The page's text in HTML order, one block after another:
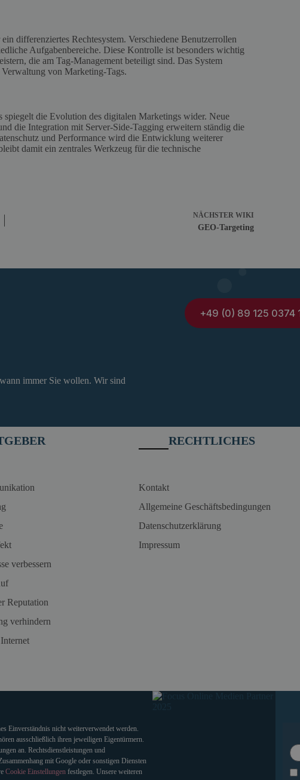
differenziertes Rechtesystem. Verschiedene Benutzerrollen
Aufgabenbereiche. Diese Kontrolle ist besonders wichtig
die am Tag-Management beteiligt sind. Das System
von Marketing-Tags.
die Evolution des digitalen Marketings wider. Neue
die Integration mit Server-Side-Tagging erweitern ständig die
und Performance wird die Entwicklung weiterer
damit ein zentrales Werkzeug für die technische
NÄCHSTER WIKI
GEO-Targeting
immer Sie wollen. Wir sind
+49 (0) 89 125 0374
verbessern
Reputation
verhindern
RECHTLICHES
Kontakt
Allgemeine Geschäftsbedingungen
Datenschutzerklärung
Impressum
Einverständnis nicht weiterverwendet werden.
ausschließlich ihren jeweiligen Eigentürmern.
an. Rechtsdienstleistungen und
mit Google oder sonstigen Diensten
Cookie Einstellungen festlegen. Unsere weiteren